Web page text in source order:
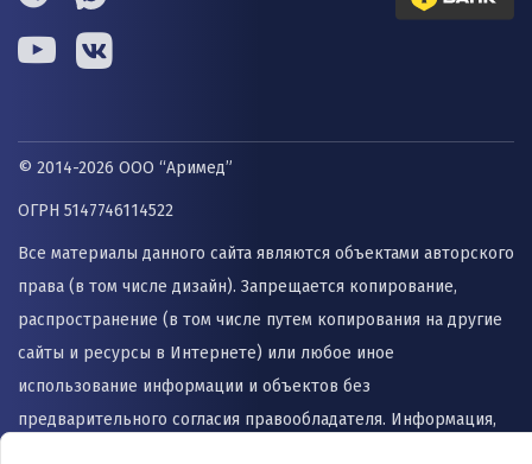
© 2014-2026 ООО “Аримед”
ОГРН 5147746114522
Все материалы данного сайта являются объектами авторского
права (в том числе дизайн). Запрещается копирование,
распространение (в том числе путем копирования на другие
сайты и ресурсы в Интернете) или любое иное
использование информации и объектов без
предварительного согласия правообладателя. Информация,